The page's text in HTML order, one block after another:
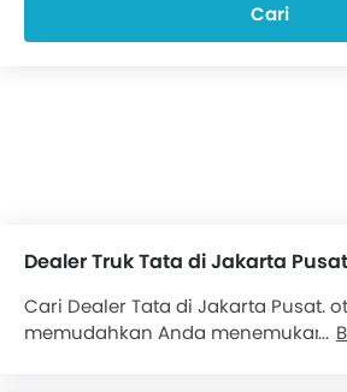
Cari
Dealer Truk Tata di Jakarta Pusat
Cari Dealer Tata di Jakarta Pusat.
memudahkan Anda menemukan